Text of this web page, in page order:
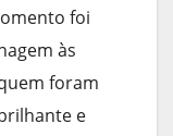
foi
às
foram
e